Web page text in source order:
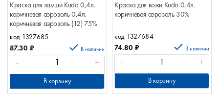
Краска для замши Kudo 0,4л.
коричневая аэрозоль 0,4л.
коричневая аэрозоль (12) 75%
код 1327685
87.30 ₽ В наличии
- +
В корзину
Краска для кожи Kudo 0,4л.
коричневая аэрозоль 30%
код 1327684
74.80 ₽ В наличии
- +
В корзину